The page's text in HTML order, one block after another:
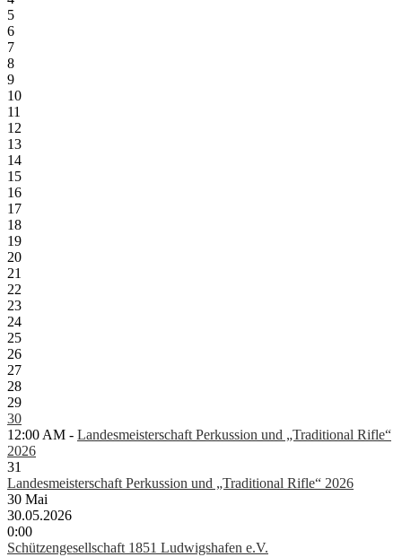
5
6
7
8
9
10
11
12
13
14
15
16
17
18
19
20
21
22
23
24
25
26
27
28
29
30
12:00 AM - Landesmeisterschaft Perkussion und „Traditional Rifle“
2026
31
Landesmeisterschaft Perkussion und „Traditional Rifle“ 2026
30 Mai
30.05.2026
0:00
Schützengesellschaft 1851 Ludwigshafen e.V.